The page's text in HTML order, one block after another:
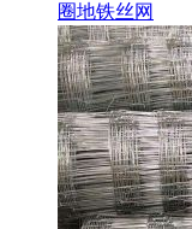
圈地铁丝网